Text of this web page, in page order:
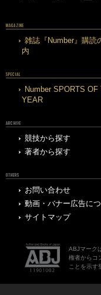
MAGAZINE
雑誌『Number』購読
内
SPECIAL
Number SPORTS OF
YEAR
ARCHIVE
競技から探す
著者から探す
OTHERS
お問い合わせ
動画・バナー広告に
サイトマップ
ABJマーク
権者からコ
ことを示す